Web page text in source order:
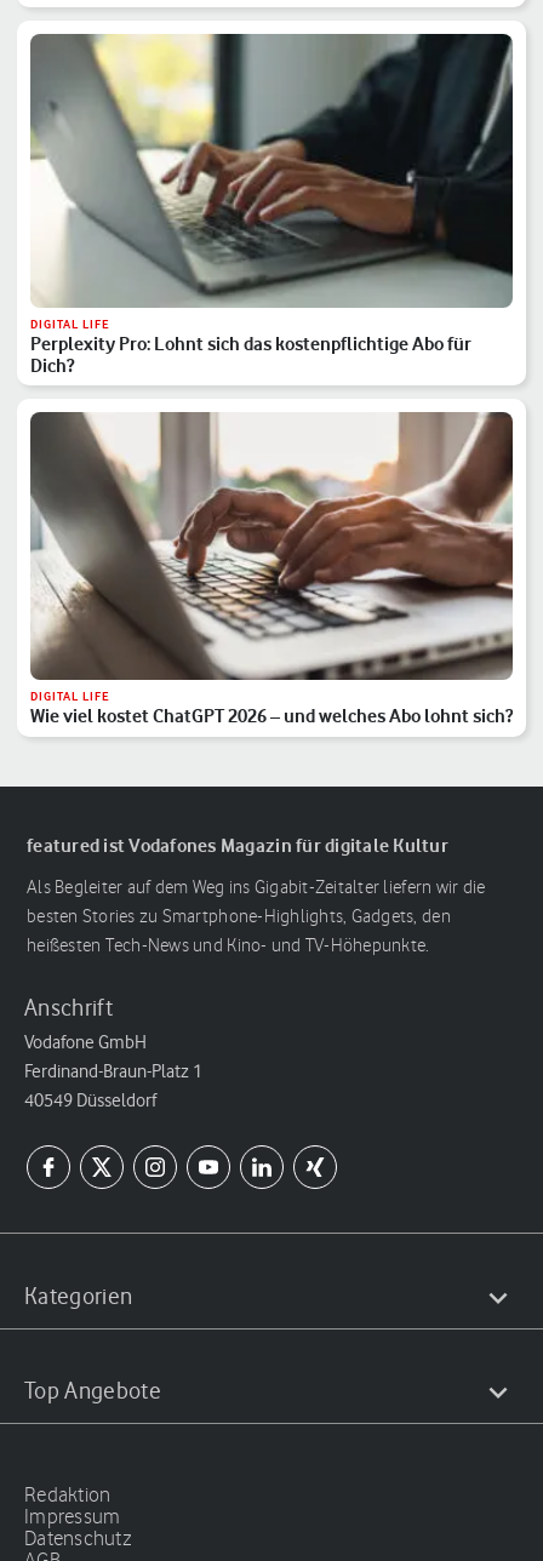
DIGITAL LIFE
Perplexity Pro: Lohnt sich das kostenpflichtige Abo für
Dich?
DIGITAL LIFE
Wie viel kostet ChatGPT 2026 – und welches Abo lohnt sich?
featured ist Vodafones Magazin für digitale Kultur
Als Begleiter auf dem Weg ins Gigabit-Zeitalter liefern wir die
besten Stories zu Smartphone-Highlights, Gadgets, den
heißesten Tech-News und Kino- und TV-Höhepunkte.
Anschrift
Vodafone GmbH
Ferdinand-Braun-Platz 1
40549 Düsseldorf
Kategorien
Top Angebote
Redaktion
Impressum
Datenschutz